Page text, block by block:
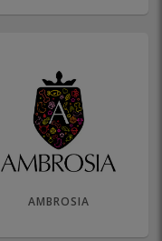
AMBROSIA